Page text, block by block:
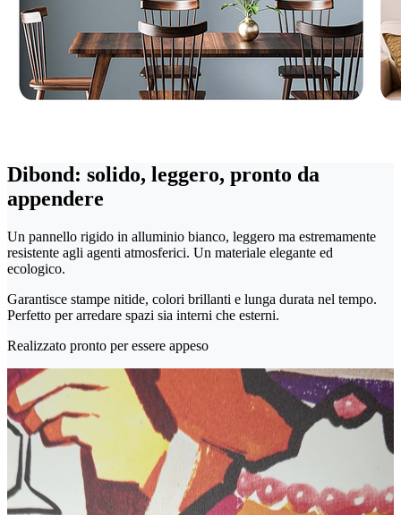
Dibond: solido, leggero, pronto da
appendere
Un pannello rigido in alluminio bianco, leggero ma estremamente
resistente agli agenti atmosferici. Un materiale elegante ed
ecologico.
Garantisce stampe nitide, colori brillanti e lunga durata nel tempo.
Perfetto per arredare spazi sia interni che esterni.
Realizzato pronto per essere appeso